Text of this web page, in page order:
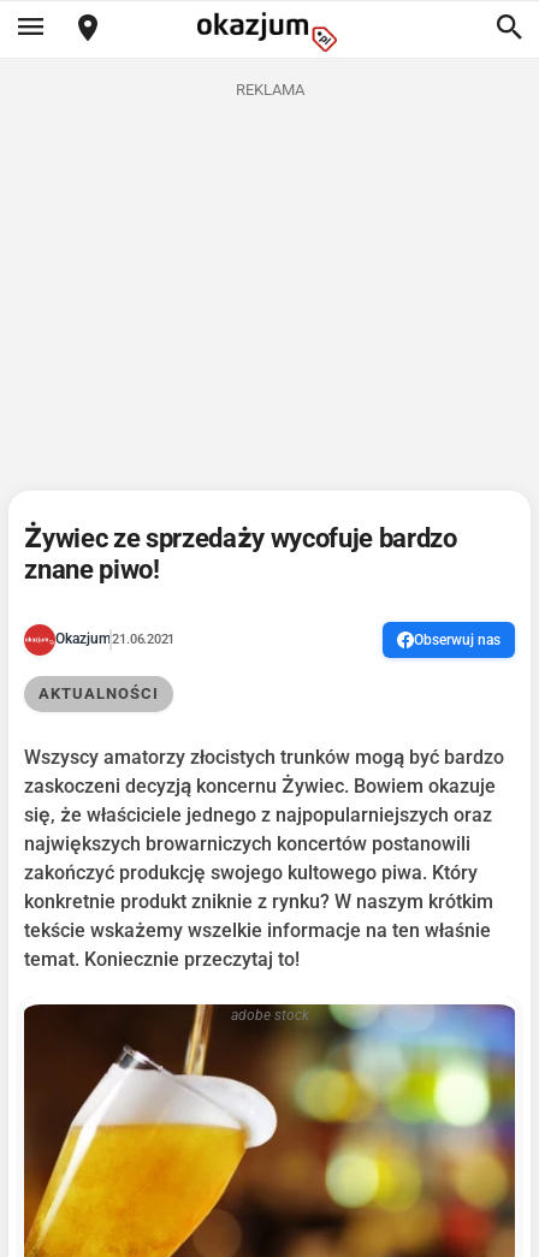
REKLAMA
Żywiec ze sprzedaży wycofuje bardzo
znane piwo!
Okazjum21.06.2021 Obserwuj nas
AKTUALNOŚCI
Wszyscy amatorzy złocistych trunków mogą być bardzo
zaskoczeni decyzją koncernu Żywiec. Bowiem okazuje
się, że właściciele jednego z najpopularniejszych oraz
największych browarniczych koncertów postanowili
zakończyć produkcję swojego kultowego piwa. Który
konkretnie produkt zniknie z rynku? W naszym krótkim
tekście wskażemy wszelkie informacje na ten właśnie
temat. Koniecznie przeczytaj to!
adobe stock